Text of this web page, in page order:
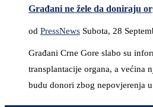
Građani ne žele da doniraju
od PressNews Subota, 28
Građani Crne Gore slabo su
transplantacije organa, a većina
budu donori zbog nepovjerenja